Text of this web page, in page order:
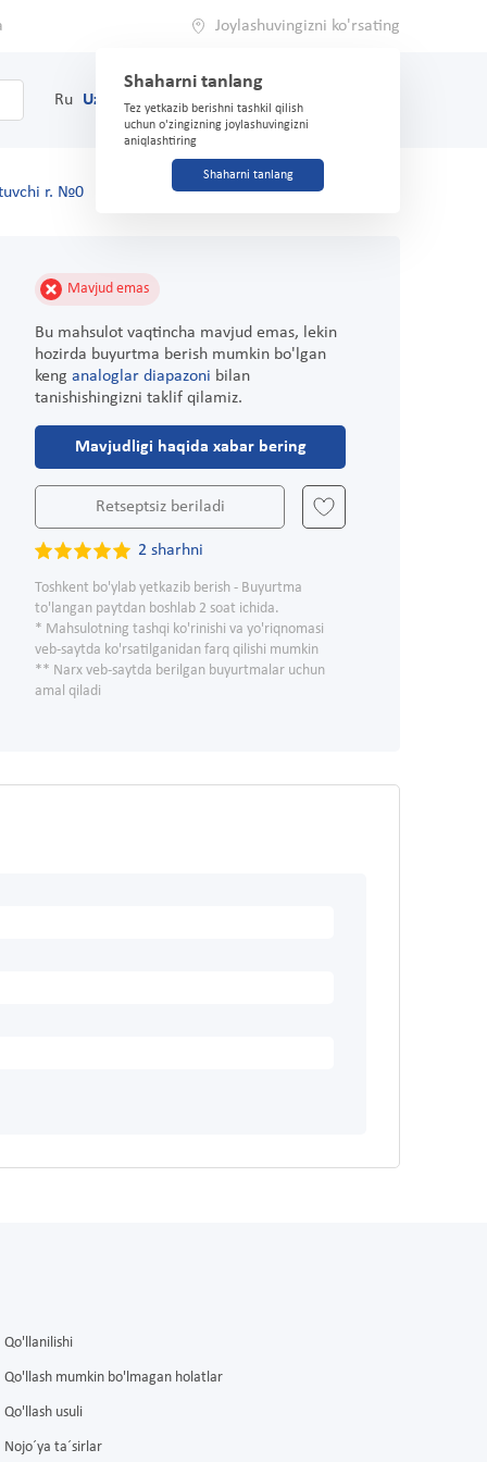
Joylashuvingizni ko'rsating
Shaharni tanlang
Tez yetkazib berishni tashkil qilish
uchun o'zingizning joylashuvingizni
aniqlashtiring
Shaharni tanlang
Ru Uz (71) 200-03-03
r. №0
Mavjud emas
Bu mahsulot vaqtincha mavjud emas, lekin
hozirda buyurtma berish mumkin bo'lgan
keng analoglar diapazoni bilan
tanishishingizni taklif qilamiz.
Mavjudligi haqida xabar bering
Retseptsiz beriladi
2 sharhni
Toshkent bo'ylab yetkazib berish - Buyurtma
to'langan paytdan boshlab 2 soat ichida.
* Mahsulotning tashqi ko'rinishi va yo'riqnomasi
veb-saytda ko'rsatilganidan farq qilishi mumkin
** Narx veb-saytda berilgan buyurtmalar uchun
amal qiladi
Qo'llanilishi
Qo'llash mumkin bo'lmagan holatlar
Qo'llash usuli
Nojo´ya ta´sirlar